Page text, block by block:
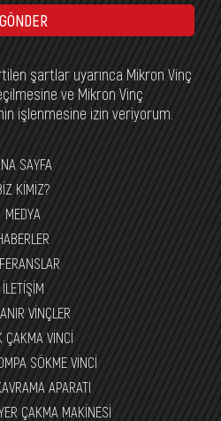
GÖNDER
şartlar uyarınca Mikron Vinç
ve Mikron Vinç
işlenmesine izin veriyorum.
SAYFA
KİMİZ?
MEDYA
İLETİŞİM
VİNÇLER
ÇAKMA VİNCİ
SÖKME VİNCİ
APARATI
ÇAKMA MAKİNESİ